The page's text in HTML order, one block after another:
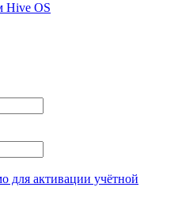
Hive OS
для активации учётной